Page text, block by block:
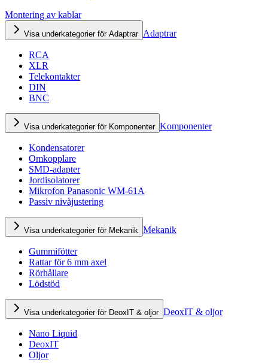
Montering av kablar
Visa underkategorier för Adaptrar Adaptrar
RCA
XLR
Telekontakter
DIN
BNC
Visa underkategorier för Komponenter Komponenter
Kondensatorer
Omkopplare
SMD-adapter
Jordisolatorer
Mikrofon Panasonic WM-61A
Passiv nivåjustering
Visa underkategorier för Mekanik Mekanik
Gummifötter
Rattar för 6 mm axel
Rörhållare
Lödstöd
Visa underkategorier för DeoxIT & oljor DeoxIT & oljor
Nano Liquid
DeoxIT
Oljor